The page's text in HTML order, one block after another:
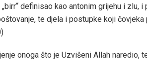
definisao kao antonim grijehu i zlu, i
te djela i postupke koji čovjeka
onoga što je Uzvišeni Allah naredio,